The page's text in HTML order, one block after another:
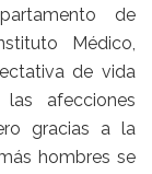
de
Médico,
de vida
afecciones
gracias a la
hombres se